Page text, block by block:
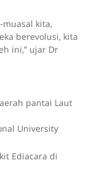
muasal kita,
berevolusi, kita
ini,” ujar Dr
pantai Laut
University
Ediacara di